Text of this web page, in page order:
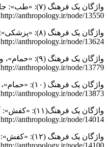
واژگان یک فرهنگ (۷): «طب»: جادوگران و اشرافیت جدید
http://anthropology.ir/node/13550
واژگان یک فرهنگ (۸): «پزشکی»: شکاف بزرگ
http://anthropology.ir/node/13624
واژگان یک فرهنگ (۹): «حمام»، وداع با خزینه
http://anthropology.ir/node/13779
واژگان یک فرهنگ (۱۰): «حمام»، زیر دوش آب سرد
http://anthropology.ir/node/13873
واژگان یک فرهنگ(۱۱): «کفش»: گیوه های گم شده
http://anthropology.ir/node/14014
واژگان یک فرهنگ (۱۲): «کفش»: گیوه های بازیافته
http://anthropology.ir/node/14100